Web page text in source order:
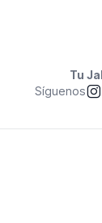
Tu
Síguenos